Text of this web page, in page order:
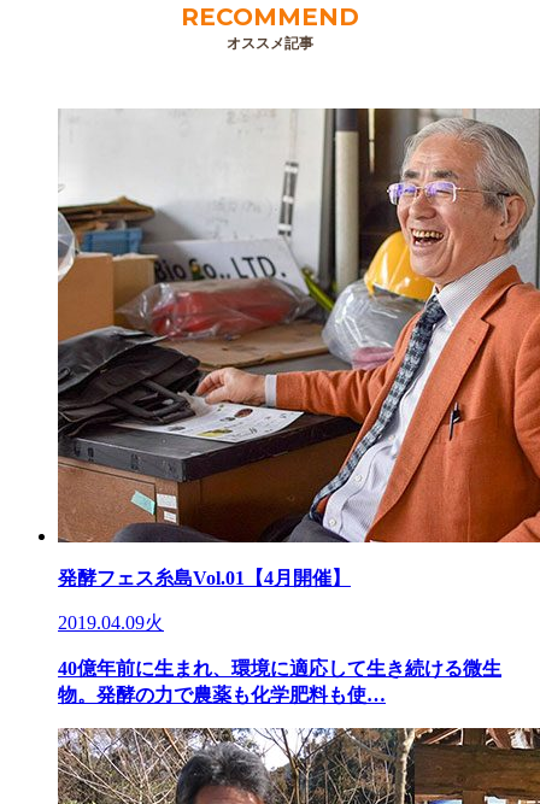
RECOMMEND
オススメ記事
発酵フェス糸島Vol.01【4月開催】
2019.04.09火
40億年前に生まれ、環境に適応して生き続ける微生
物。発酵の力で農薬も化学肥料も使…